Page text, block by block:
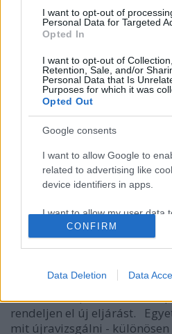
I want to opt-out of
Personal Data for Targeted
Opted In
I want to opt-out of
Retention, Sale, and/or
Personal Data that Is
Purposes for which it was
Opted Out
Google consents
I want to allow Google to
related to advertising like
device identifiers in apps.
I want to allow my user data
Google for online advertising
personalized advertising.
I want to allow Google to
related to analytics like
device identifiers in apps.
CONFIRM
Data Deletion Data
Az ügyészség előlről
pert - lenne mit
2016. december 08.
Hatályon kívül helyeztetné
fellebbviteli főügyészség
másodfokon, és azt
rendeljen el új eljárást.
mit újravizsgálni -